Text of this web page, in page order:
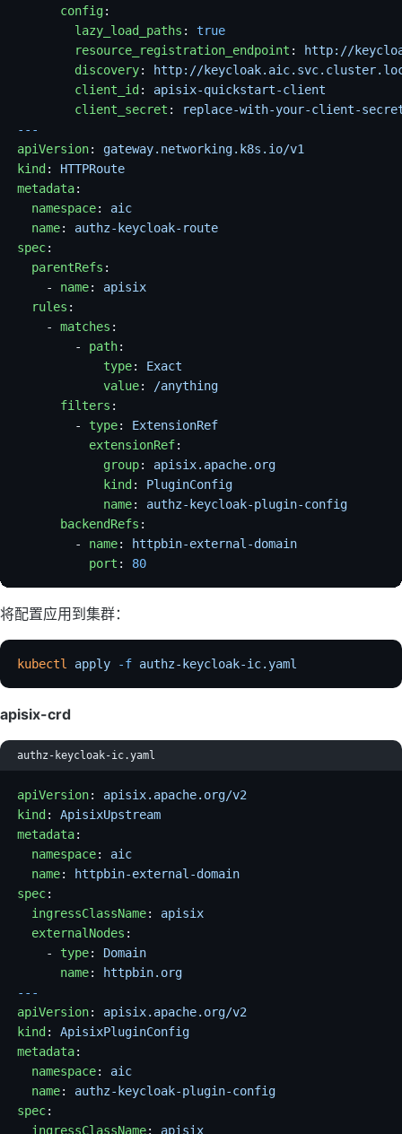
      config
:
        lazy_load_paths
: true
        resource_registration_endpoint
:
http://
        discovery
:
http://
        client_id
: apisix-quickstart-client
        client_secret
:
replace-with-your-client-
---
apiVersion: gateway.networking.k8s.io/v1
kind : HTTPRoute
metadata:
  namespace
: aic
  name
: authz-keycloak-route
spec:
  parentRefs
:
    -
name: apisix
  rules
:
    -
matches :
        -
path:
            type
: Exact
            value
:
/anything
      filters
:
        -
type: ExtensionRef
          extensionRef
:
            group
: apisix.apache.org
            kind
: PluginConfig
            name
: authz-keycloak-plugin-config
      backendRefs
:
        -
name:
httpbin-external-domain
          port
: 80
将配置应用到集群：
kubectl apply -f authz-keycloak-ic.yaml
apisix-crd
authz-keycloak-ic.yaml
apiVersion: apisix.apache.org/v2
kind : ApisixUpstream
metadata:
  namespace
: aic
  name
:
httpbin-external-domain
spec:
  ingressClassName
: apisix
  externalNodes
:
    -
type: Domain
      name
:
httpbin.org
---
apiVersion: apisix.apache.org/v2
kind : ApisixPluginConfig
metadata:
  namespace
: aic
  name
: authz-keycloak-plugin-config
spec:
  ingressClassName
: apisix